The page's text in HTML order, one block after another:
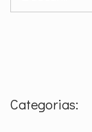
Categorias: